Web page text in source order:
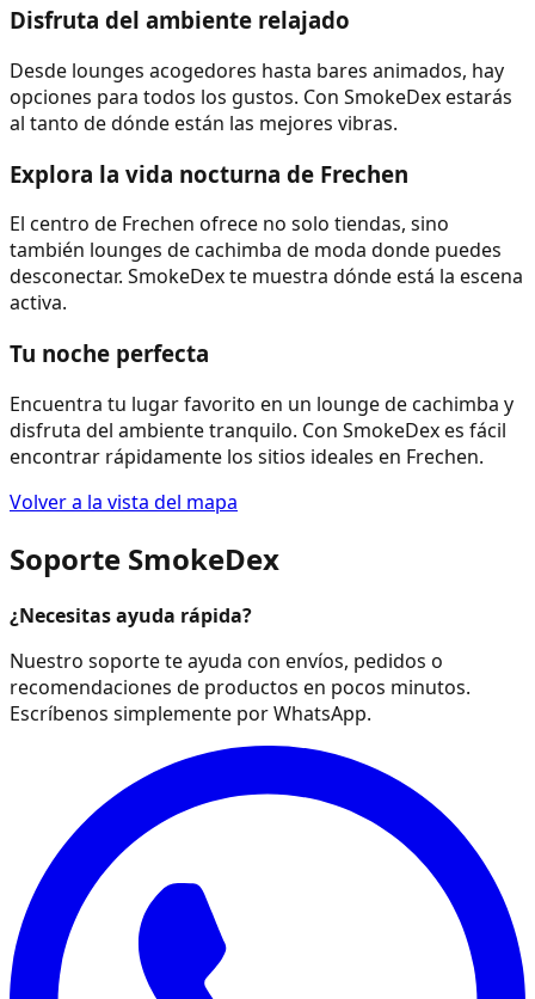
Disfruta del ambiente relajado
Desde lounges acogedores hasta bares animados, hay
opciones para todos los gustos. Con SmokeDex estarás
al tanto de dónde están las mejores vibras.
Explora la vida nocturna de Frechen
El centro de Frechen ofrece no solo tiendas, sino
también lounges de cachimba de moda donde puedes
desconectar. SmokeDex te muestra dónde está la escena
activa.
Tu noche perfecta
Encuentra tu lugar favorito en un lounge de cachimba y
disfruta del ambiente tranquilo. Con SmokeDex es fácil
encontrar rápidamente los sitios ideales en Frechen.
Volver a la vista del mapa
Soporte SmokeDex
¿Necesitas ayuda rápida?
Nuestro soporte te ayuda con envíos, pedidos o
recomendaciones de productos en pocos minutos.
Escríbenos simplemente por WhatsApp.